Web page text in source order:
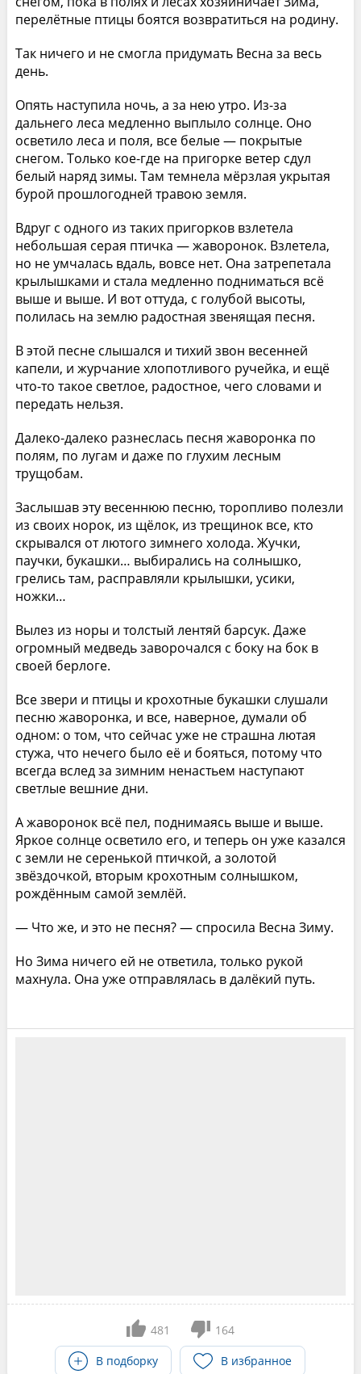
перелётные птицы боятся возвратиться на родину.
Так ничего и не смогла придумать Весна за весь
день.
Опять наступила ночь, а за нею утро. Из-за
дальнего леса медленно выплыло солнце. Оно
осветило леса и поля, все белые — покрытые
снегом. Только кое-где на пригорке ветер сдул
белый наряд зимы. Там темнела мёрзлая укрытая
бурой прошлогодней травою земля.
Вдруг с одного из таких пригорков взлетела
небольшая серая птичка — жаворонок. Взлетела,
но не умчалась вдаль, вовсе нет. Она затрепетала
крылышками и стала медленно подниматься всё
выше и выше. И вот оттуда, с голубой высоты,
полилась на землю радостная звенящая песня.
В этой песне слышался и тихий звон весенней
капели, и журчание хлопотливого ручейка, и ещё
что-то такое светлое, радостное, чего словами и
передать нельзя.
Далеко-далеко разнеслась песня жаворонка по
полям, по лугам и даже по глухим лесным
трущобам.
Заслышав эту весеннюю песню, торопливо полезли
из своих норок, из щёлок, из трещинок все, кто
скрывался от лютого зимнего холода. Жучки,
паучки, букашки… выбирались на солнышко,
грелись там, расправляли крылышки, усики,
ножки…
Вылез из норы и толстый лентяй барсук. Даже
огромный медведь заворочался с боку на бок в
своей берлоге.
Все звери и птицы и крохотные букашки слушали
песню жаворонка, и все, наверное, думали об
одном: о том, что сейчас уже не страшна лютая
стужа, что нечего было её и бояться, потому что
всегда вслед за зимним ненастьем наступают
светлые вешние дни.
А жаворонок всё пел, поднимаясь выше и выше.
Яркое солнце осветило его, и теперь он уже казался
с земли не серенькой птичкой, а золотой
звёздочкой, вторым крохотным солнышком,
рождённым самой землёй.
— Что же, и это не песня? — спросила Весна Зиму.
Но Зима ничего ей не ответила, только рукой
махнула. Она уже отправлялась в далёкий путь.
481
164
В подборку
В избранное